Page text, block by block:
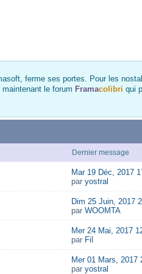
ferme ses portes. Pour les
le forum Framacolibri qui
Dernier message
Mar 19 Déc, 2017
par yostral
Dim 25 Juin, 2017
par WOOMTA
Mer 24 Mai, 2017
par Fil
Mer 01 Mars, 2017
par yostral